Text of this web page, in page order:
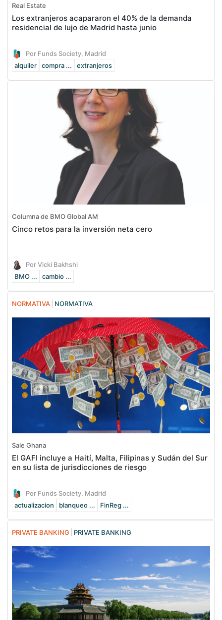
Real Estate
Los extranjeros acapararon el 40% de la demanda
residencial de lujo de Madrid hasta junio
Por Funds Society, Madrid
alquiler
compra ... extranjeros
Columna de BMO Global AM
Cinco retos para la inversión neta cero
Por Vicki Bakhshi
BMO ...
cambio ...
NORMATIVA NORMATIVA
Sale Ghana
El GAFI incluye a Haití, Malta, Filipinas y Sudán del Sur
en su lista de jurisdicciones de riesgo
Por Funds Society, Madrid
actualizacion
blanqueo ... FinReg ...
PRIVATE BANKING PRIVATE BANKING